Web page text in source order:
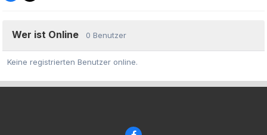
Wer ist Online 0 Benutzer
Keine registrierten Benutzer online.